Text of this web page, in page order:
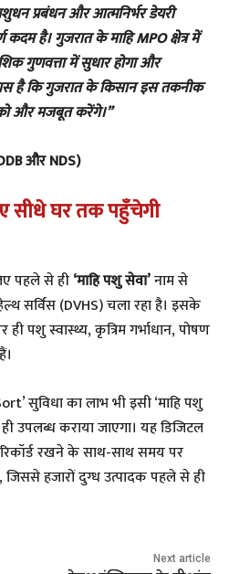
प्रबंधन और आत्मनिर्भर डेयरी
है। गुजरात के माहि MPO क्षेत्र में
गुणवत्ता में सुधार होगा और
है कि गुजरात के किसान इस तकनीक
और मजबूत करेंगे।”
और NDS)
सीधे घर तक पहुँचेगी
पहले से ही‘माहि पशु सेवा’नाम से
सर्विस (DVHS) चला रहा है। इसके
पशु स्वास्थ्य, कृत्रिम गर्भाधान, पोषण
सुविधा का लाभ भी इसी ‘माहि पशु
उपलब्ध कराया जाएगा। यह डिजिटल
रखने के साथ-साथ समय पर
हजारों दुग्ध उत्पादक पहले से ही
Next article